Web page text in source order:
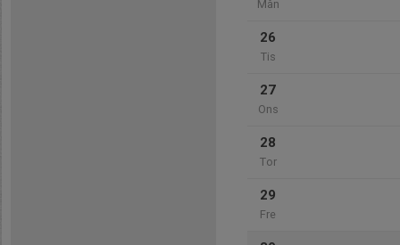
Mån
26
Tis
27
Ons
28
Tor
29
Fre